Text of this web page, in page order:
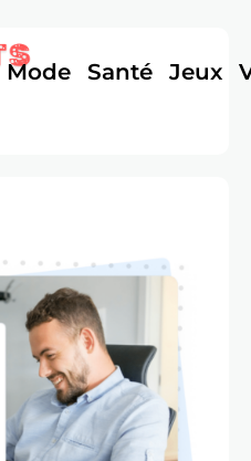
Mode Santé Jeux